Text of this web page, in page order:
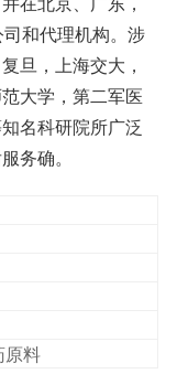
务确。
原料